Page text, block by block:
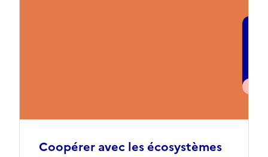
Coopérer avec les écosystèmes